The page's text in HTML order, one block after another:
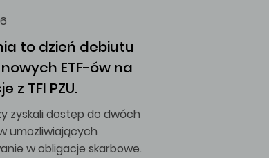
to dzień debiutu
ETF-ów na
z TFI PZU.
zyskali dostęp do dwóch
umożliwiających
w obligacje skarbowe.